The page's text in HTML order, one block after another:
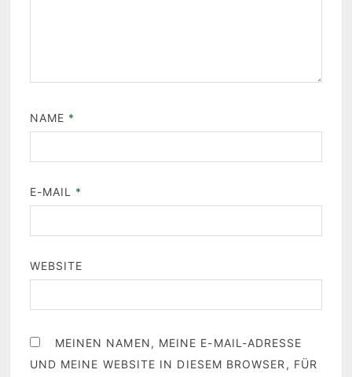
NAME *
E-MAIL *
WEBSITE
MEINEN NAMEN, MEINE E-MAIL-ADRESSE
UND MEINE WEBSITE IN DIESEM BROWSER, FÜR